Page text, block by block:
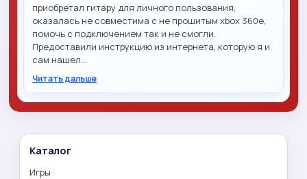
приобретал гитару для личного пользования,
оказалась не совместима с не прошитым xbox 360e,
помочь с подключением так и не смогли.
Предоставили инструкцию из интернета, которую я и
сам нашел…
Читать дальше
Каталог
Игры